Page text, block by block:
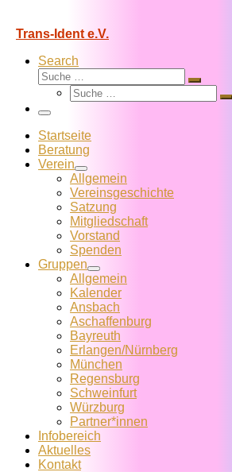
Trans-Ident e.V.
Search
Suche
Suche
Suche
Menü
Startseite
Beratung
Verein
Allgemein
Vereins­geschichte
Satzung
Mitglied­schaft
Vorstand
Spenden
Gruppen
Allgemein
Kalender
Ansbach
Aschaffenburg
Bayreuth
Erlangen/Nürnberg
München
Regensburg
Schweinfurt
Würzburg
Partner*innen
Infobereich
Aktuelles
Kontakt